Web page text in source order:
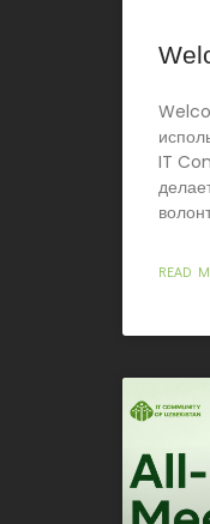
IT
READ